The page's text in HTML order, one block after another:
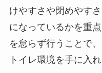
けやすさや閉めやす
になっているかを重
を怠らず行うことで
トイレ環境を手に入れ